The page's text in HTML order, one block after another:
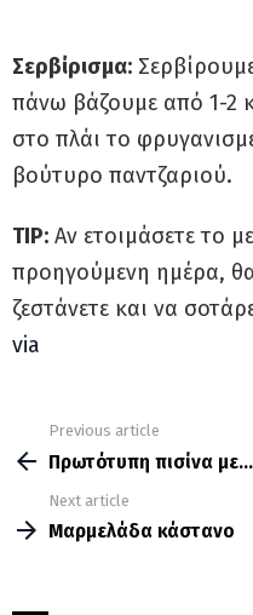
Σερβίρισμα:
πάνω βάζουμε από 1-2
στο πλάι το
βούτυρο παντζαριού.
TIP: Αν ετοιμάσετε το
προηγούμενη ημέρα,
ζεστάνετε και να
via
more
Previous article
Πρωτότυπη πισίνα
Next article
Μαρμελάδα κάστανο